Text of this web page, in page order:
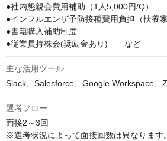
●社内懇親会費用補助（1人5,000円/Q）
●インフルエンザ予防接種費用負担（扶養家
●書籍購入補助制度
●従業員持株会(奨励金あり)　　など
主な活用ツール
Slack、Salesforce、Google Workspace、
選考フロー
面接2～3回
※選考状況によって面接回数は異なります。